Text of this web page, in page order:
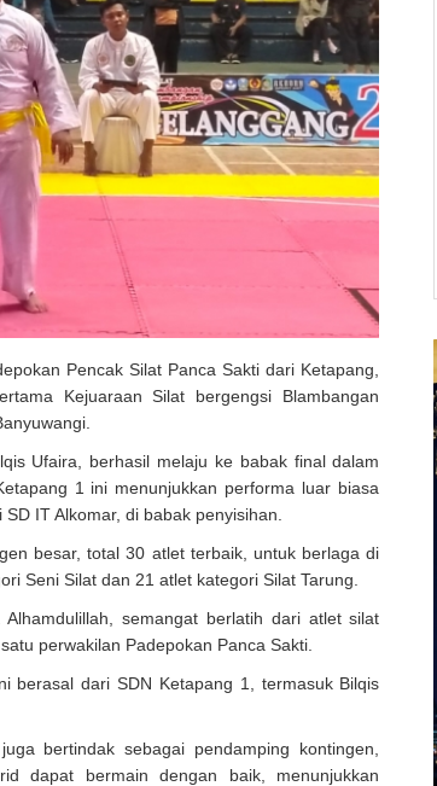
Pencak Silat Panca Sakti dari Ketapang,
Kejuaraan Silat bergengsi Blambangan
Ufaira, berhasil melaju ke babak final dalam
1 ini menunjukkan performa luar biasa
IT Alkomar, di babak penyisihan.
besar, total 30 atlet terbaik, untuk berlaga di
Seni Silat dan 21 atlet kategori Silat Tarung.
semangat berlatih dari atlet silat
perwakilan Padepokan Panca Sakti.
berasal dari SDN Ketapang 1, termasuk Bilqis
bertindak sebagai pendamping kontingen,
dapat bermain dengan baik, menunjukkan